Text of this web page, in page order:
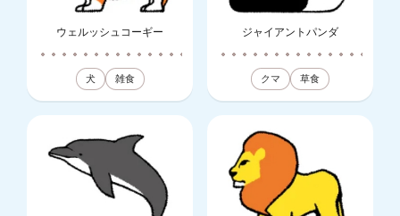
ウェルッシュコーギー
犬 雑食
ジャイアントパンダ
クマ 草食